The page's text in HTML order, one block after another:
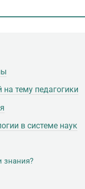
тему педагогики
в системе наук
знания?